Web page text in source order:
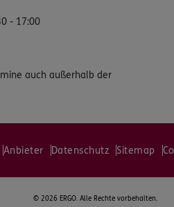
- 17:00
auch außerhalb der
Anbieter Datenschutz Sitemap
© 2026 ERGO. Alle Rechte vorbehalten.